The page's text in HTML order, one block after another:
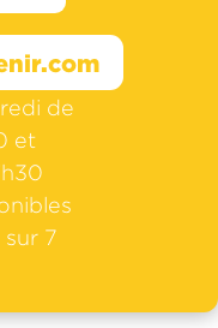
de
et
7